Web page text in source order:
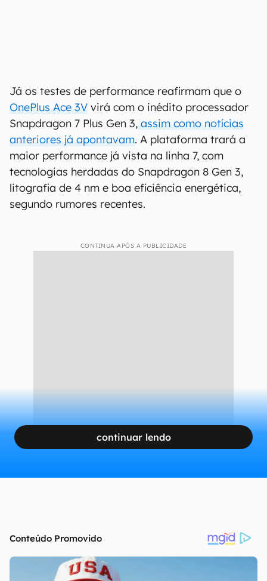
Já os testes de performance reafirmam que o
OnePlus Ace 3V virá com o inédito processador
Snapdragon 7 Plus Gen 3, assim como notícias
anteriores já apontavam. A plataforma trará a
maior performance já vista na linha 7, com
tecnologias herdadas do Snapdragon 8 Gen 3,
litografia de 4 nm e boa eficiência energética,
segundo rumores recentes.
CONTINUA APÓS A PUBLICIDADE
continuar lendo